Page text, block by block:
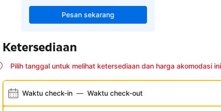
Pesan sekarang
Ketersediaan
Pilih tanggal untuk melihat ketersediaan dan harga akomodasi ini
Waktu check-in — Waktu check-out